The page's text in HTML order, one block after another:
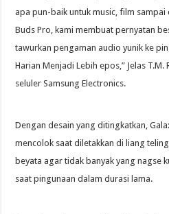
apa pun-baik untuk music, film sampai
Buds Pro, kami membuat pernyatan
tawurkan pengaman audio yunik ke
Harian Menjadi Lebih epos,” Jelas
seluler Samsung Electronics.
Dengan desain yang ditingkatkan,
mencolok saat diletakkan di liang
beyata agar tidak banyak yang nagse
saat pingunaan dalam durasi lama.